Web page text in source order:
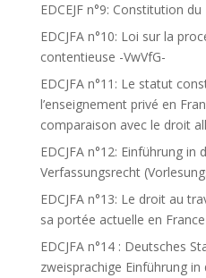
EDCEJF n°9: Constitution
EDCJFA n°10: Loi sur la
contentieuse -VwVfG-
EDCJFA n°11: Le statut
l’enseignement privé en
comparaison avec le droit
EDCJFA n°12: Einführung in
Verfassungsrecht
EDCJFA n°13: Le droit au
sa portée actuelle en
EDCJFA n°14 : Deutsches
zweisprachige Einführung